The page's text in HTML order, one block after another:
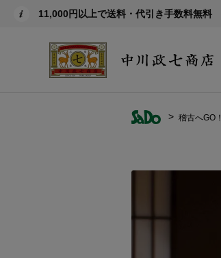
11,000円以上で送料・代引き手数料無料
稽古へGO！